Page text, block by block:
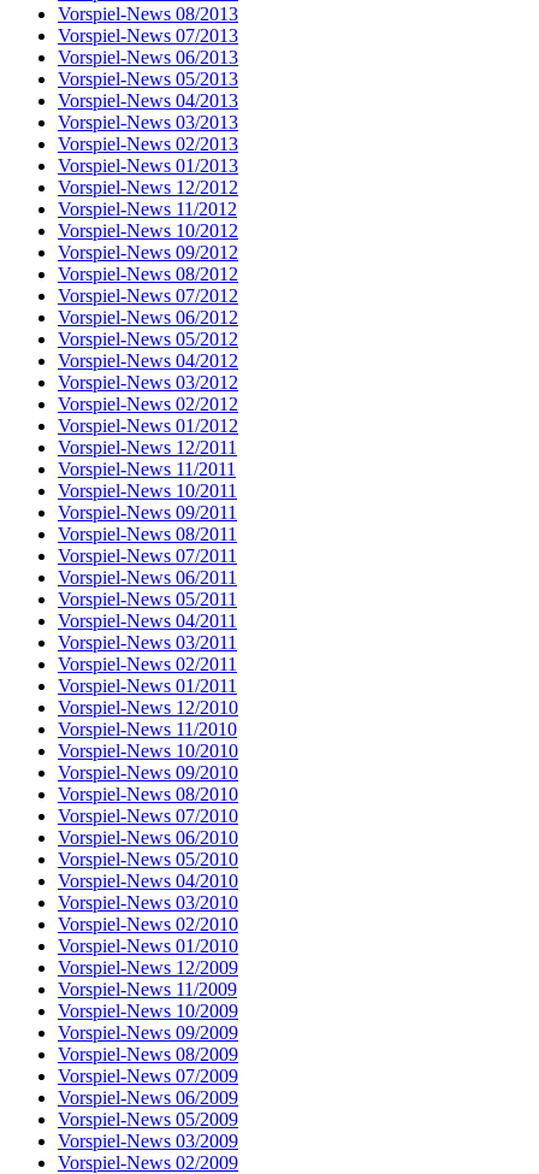
Vorspiel-News 08/2013
Vorspiel-News 07/2013
Vorspiel-News 06/2013
Vorspiel-News 05/2013
Vorspiel-News 04/2013
Vorspiel-News 03/2013
Vorspiel-News 02/2013
Vorspiel-News 01/2013
Vorspiel-News 12/2012
Vorspiel-News 11/2012
Vorspiel-News 10/2012
Vorspiel-News 09/2012
Vorspiel-News 08/2012
Vorspiel-News 07/2012
Vorspiel-News 06/2012
Vorspiel-News 05/2012
Vorspiel-News 04/2012
Vorspiel-News 03/2012
Vorspiel-News 02/2012
Vorspiel-News 01/2012
Vorspiel-News 12/2011
Vorspiel-News 11/2011
Vorspiel-News 10/2011
Vorspiel-News 09/2011
Vorspiel-News 08/2011
Vorspiel-News 07/2011
Vorspiel-News 06/2011
Vorspiel-News 05/2011
Vorspiel-News 04/2011
Vorspiel-News 03/2011
Vorspiel-News 02/2011
Vorspiel-News 01/2011
Vorspiel-News 12/2010
Vorspiel-News 11/2010
Vorspiel-News 10/2010
Vorspiel-News 09/2010
Vorspiel-News 08/2010
Vorspiel-News 07/2010
Vorspiel-News 06/2010
Vorspiel-News 05/2010
Vorspiel-News 04/2010
Vorspiel-News 03/2010
Vorspiel-News 02/2010
Vorspiel-News 01/2010
Vorspiel-News 12/2009
Vorspiel-News 11/2009
Vorspiel-News 10/2009
Vorspiel-News 09/2009
Vorspiel-News 08/2009
Vorspiel-News 07/2009
Vorspiel-News 06/2009
Vorspiel-News 05/2009
Vorspiel-News 03/2009
Vorspiel-News 02/2009